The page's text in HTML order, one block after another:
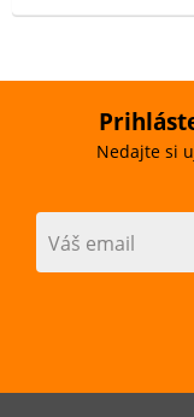
Nedajte si
Váš email